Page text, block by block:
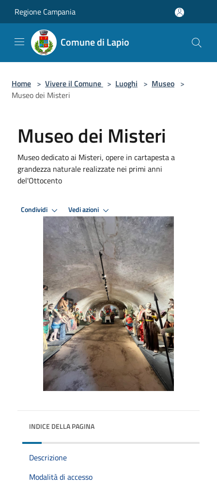
Regione Campania
Comune di Lapio
Home > Vivere il Comune > Luoghi > Museo >
Museo dei Misteri
Museo dei Misteri
Museo dedicato ai Misteri, opere in cartapesta a
grandezza naturale realizzate nei primi anni
del'Ottocento
Condividi Vedi azioni
INDICE DELLA PAGINA
Descrizione
Modalità di accesso